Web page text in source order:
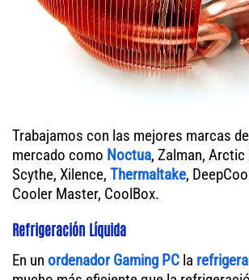
Trabajamos con las mejores marcas
mercado como Noctua, Zalman, Arctic
Scythe, Xilence, Thermaltake,
Cooler Master, CoolBox.
Refrigeración Líquida
En un ordenador Gaming PC la